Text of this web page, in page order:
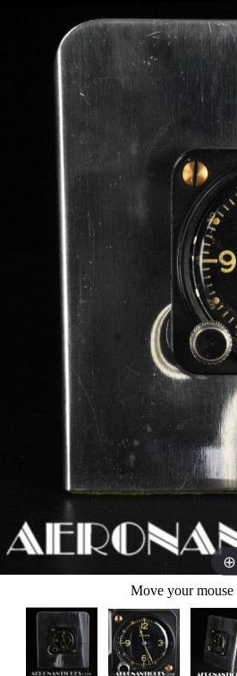
Move your